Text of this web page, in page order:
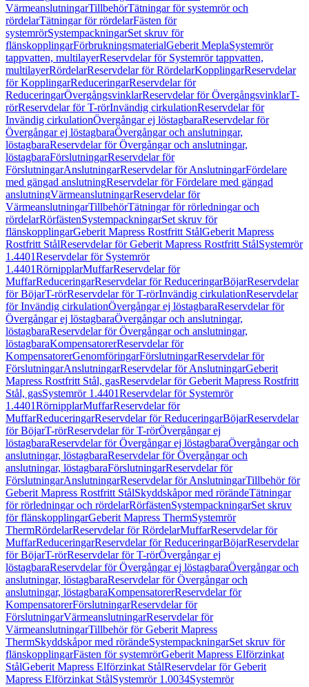
VärmeanslutningarTillbehörTätningar för systemrör och
rördelarTätningar för rördelarFästen för
systemrörSystempackningarSet skruv för
flänskopplingarFörbrukningsmaterialGeberit MeplaSystemrör
tappvatten, multilayerReservdelar för Systemrör tappvatten,
multilayerRördelarReservdelar för RördelarKopplingarReservdelar
för KopplingarReduceringarReservdelar för
ReduceringarÖvergångsvinklarReservdelar för ÖvergångsvinklarT-
rörReservdelar för T-rörInvändig cirkulationReservdelar för
Invändig cirkulationÖvergångar ej löstagbaraReservdelar för
Övergångar ej löstagbaraÖvergångar och anslutningar,
löstagbaraReservdelar för Övergångar och anslutningar,
löstagbaraFörslutningarReservdelar för
FörslutningarAnslutningarReservdelar för AnslutningarFördelare
med gängad anslutningReservdelar för Fördelare med gängad
anslutningVärmeanslutningarReservdelar för
VärmeanslutningarTillbehörTätningar för rörledningar och
rördelarRörfästenSystempackningarSet skruv för
flänskopplingarGeberit Mapress Rostfritt StålGeberit Mapress
Rostfritt StålReservdelar för Geberit Mapress Rostfritt StålSystemrör
1.4401Reservdelar för Systemrör
1.4401RörnipplarMuffarReservdelar för
MuffarReduceringarReservdelar för ReduceringarBöjarReservdelar
för BöjarT-rörReservdelar för T-rörInvändig cirkulationReservdelar
för Invändig cirkulationÖvergångar ej löstagbaraReservdelar för
Övergångar ej löstagbaraÖvergångar och anslutningar,
löstagbaraReservdelar för Övergångar och anslutningar,
löstagbaraKompensatorerReservdelar för
KompensatorerGenomföringarFörslutningarReservdelar för
FörslutningarAnslutningarReservdelar för AnslutningarGeberit
Mapress Rostfritt Stål, gasReservdelar för Geberit Mapress Rostfritt
Stål, gasSystemrör 1.4401Reservdelar för Systemrör
1.4401RörnipplarMuffarReservdelar för
MuffarReduceringarReservdelar för ReduceringarBöjarReservdelar
för BöjarT-rörReservdelar för T-rörÖvergångar ej
löstagbaraReservdelar för Övergångar ej löstagbaraÖvergångar och
anslutningar, löstagbaraReservdelar för Övergångar och
anslutningar, löstagbaraFörslutningarReservdelar för
FörslutningarAnslutningarReservdelar för AnslutningarTillbehör för
Geberit Mapress Rostfritt StålSkyddskåpor med rörändeTätningar
för rörledningar och rördelarRörfästenSystempackningarSet skruv
för flänskopplingarGeberit Mapress ThermSystemrör
ThermRördelarReservdelar för RördelarMuffarReservdelar för
MuffarReduceringarReservdelar för ReduceringarBöjarReservdelar
för BöjarT-rörReservdelar för T-rörÖvergångar ej
löstagbaraReservdelar för Övergångar ej löstagbaraÖvergångar och
anslutningar, löstagbaraReservdelar för Övergångar och
anslutningar, löstagbaraKompensatorerReservdelar för
KompensatorerFörslutningarReservdelar för
FörslutningarVärmeanslutningarReservdelar för
VärmeanslutningarTillbehör för Geberit Mapress
ThermSkyddskåpor med rörändeSystempackningarSet skruv för
flänskopplingarFästen för systemrörGeberit Mapress Elförzinkat
StålGeberit Mapress Elförzinkat StålReservdelar för Geberit
Mapress Elförzinkat StålSystemrör 1.0034Systemrör